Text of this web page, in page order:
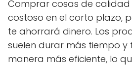
Comprar cosas de calidad
costoso en el corto plazo,
te ahorrará dinero. Los
suelen durar más tiempo y
manera más eficiente, lo